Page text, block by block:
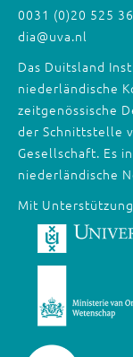
0031 (0)20 525
dia@uva.nl
Das Duitsland
niederländische
zeitgenössische
der Schnittstelle
Gesellschaft. Es
niederländische
Mit